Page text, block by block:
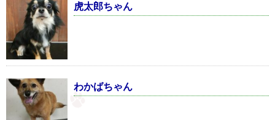
虎太郎ちゃん
わかばちゃん